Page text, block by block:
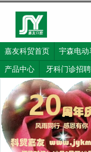
嘉友科贸首页
宇森电动
产品中心 牙科门诊招聘